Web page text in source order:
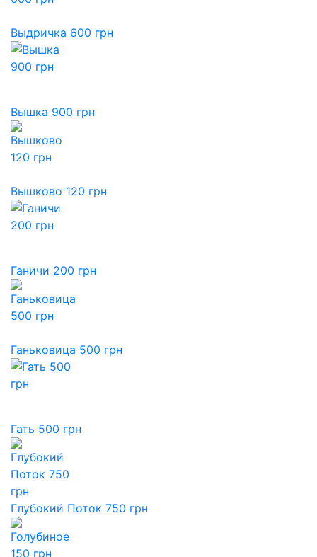
Выдричка 600 грн
Вышка 900 грн
Вышково 120 грн
Ганичи 200 грн
Ганьковица 500 грн
Гать 500 грн
Глубокий Поток 750 грн